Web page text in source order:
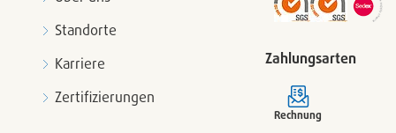
Standorte
Karriere
Zertifizierungen
Zahlungsarten
Rechnung